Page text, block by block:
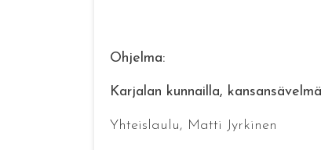
Ohjelma:
Karjalan kunnailla, kansansävelmä
Yhteislaulu, Matti Jyrkinen